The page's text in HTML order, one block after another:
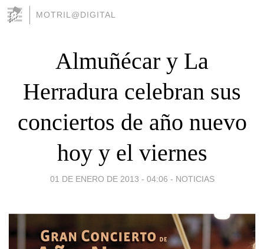
MOTRIL@DIGITAL
Almuñécar y La
Herradura celebran sus
conciertos de año nuevo
hoy y el viernes
01 DE ENERO DE 2013 - 04:06 - NOTICIAS